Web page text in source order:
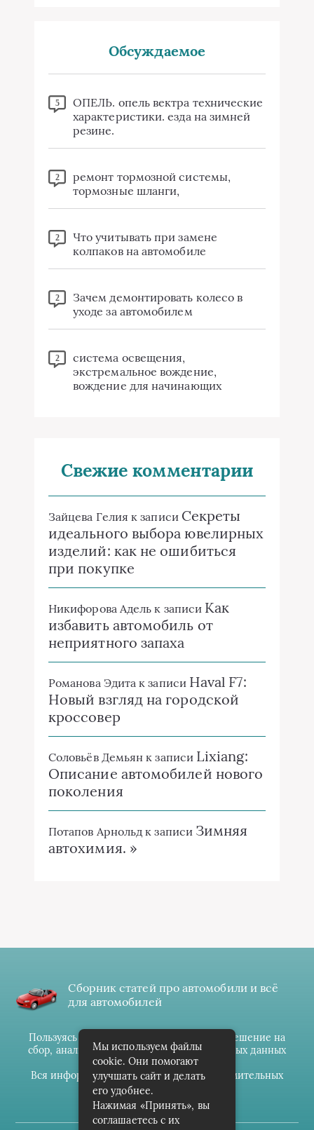
Обсуждаемое
5
ОПЕЛЬ. опель вектра технические
характеристики. езда на зимней
резине.
2
ремонт тормозной системы,
тормозные шланги,
2
Что учитывать при замене
колпаков на автомобиле
2
Зачем демонтировать колесо в
уходе за автомобилем
2
система освещения,
экстремальное вождение,
вождение для начинающих
Свежие комментарии
Зайцева Гелия к записи Секреты
идеального выбора ювелирных
изделий: как не ошибиться
при покупке
Никифорова Адель к записи Как
избавить автомобиль от
неприятного запаха
Романова Эдита к записи Haval F7:
Новый взгляд на городской
кроссовер
Соловьёв Демьян к записи Lixiang:
Описание автомобилей нового
поколения
Потапов Арнольд к записи Зимняя
автохимия. »
Сборник статей про автомобили и всё
для автомобилей
Пользуясь данным ресурсом вы даёте разрешение на
сбор, анализ и хранение своих персональных данных
согласноПравилам
Вся информация предоставлена в ознакомительных
целях.
Мы используем файлы
cookie. Они помогают
улучшать сайт и делать
его удобнее.
Нажимая «Принять», вы
соглашаетесь с их